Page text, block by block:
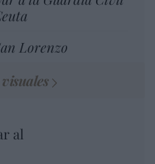
Lorenzo
al